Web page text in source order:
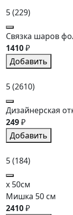
5(229)
Связка шаров
1410₽
Добавить
5(2610)
Дизайнерская
249₽
Добавить
5(184)
x 50см
Мишка 50 см
2410₽